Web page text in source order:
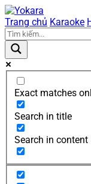
Trang chủ Karaoke
Exact matches
Search in title
Search in content